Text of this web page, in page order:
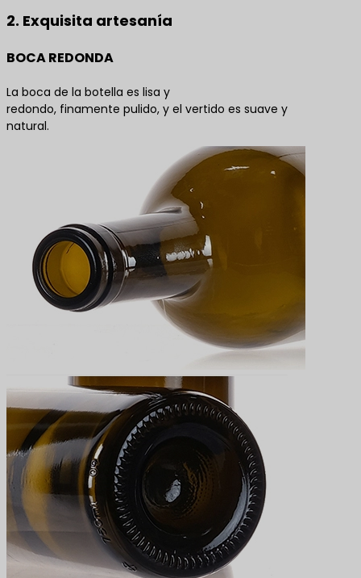
2. Exquisita artesanía
BOCA REDONDA
La boca de la botella es lisa y
redondo, finamente pulido, y el vertido es suave y
natural.